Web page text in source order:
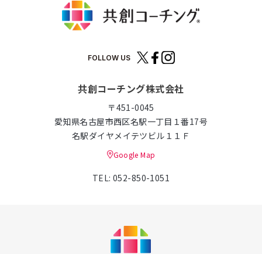
FOLLOW US
共創コーチング株式会社
〒451-0045
愛知県名古屋市西区名駅一丁目１番17号
名駅ダイヤメイテツビル１１Ｆ
Google Map
TEL: 052-850-1051